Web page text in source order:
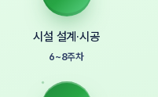
시설 설계·시공
6~8주차